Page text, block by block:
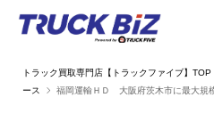
ース
福岡運輸ＨＤ 大阪府茨木市に最大規